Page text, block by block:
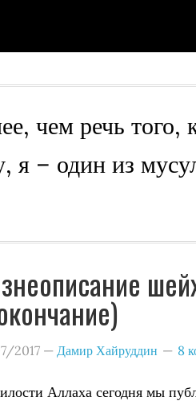
чем речь
я – один из
2017 — Дамир Хайруддин 8
Аллаха сегодня мы